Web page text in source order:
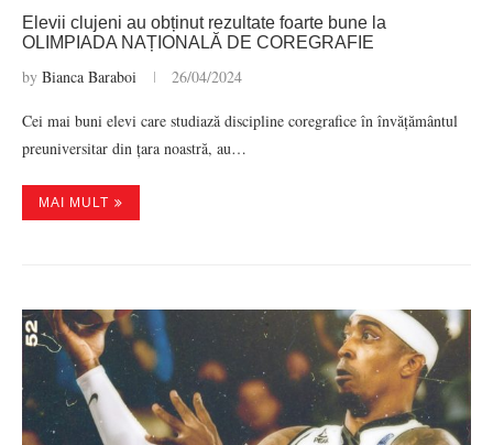
Elevii clujeni au obținut rezultate foarte bune la
OLIMPIADA NAȚIONALĂ DE COREGRAFIE
by Bianca Baraboi 26/04/2024
Cei mai buni elevi care studiază discipline coregrafice în învățământul
preuniversitar din țara noastră, au…
MAI MULT